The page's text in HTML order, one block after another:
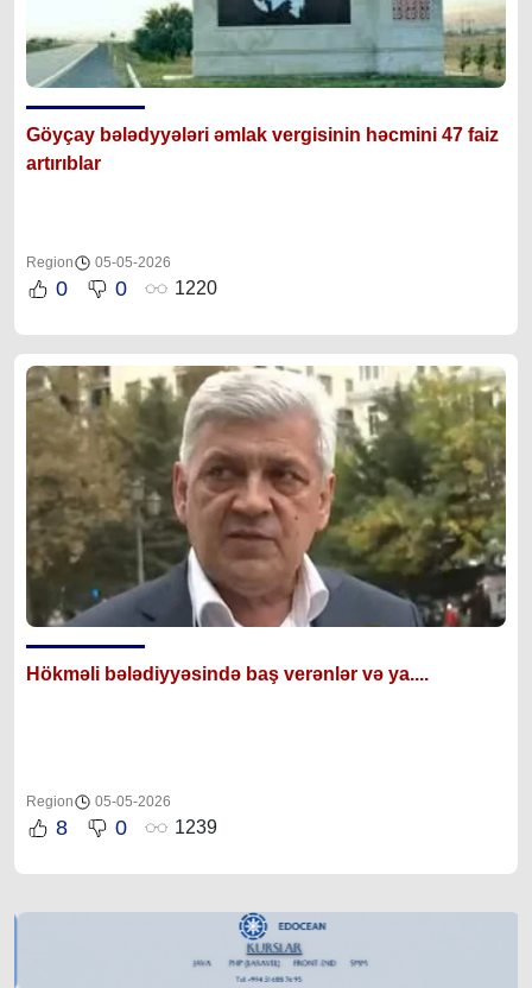
Göyçay bələdyyələri əmlak vergisinin həcmini 47 faiz
artırıblar
Region 05-05-2026
0 0 1220
Hökməli bələdiyyəsində baş verənlər və ya....
Region 05-05-2026
8 0 1239